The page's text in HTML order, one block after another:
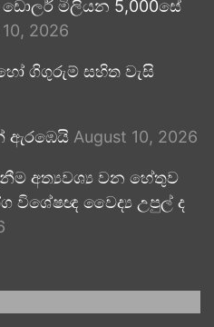
ඩොලර් මිලියන 5,000සේ
2026
ගිගුරුම් සහිත වැසි
ඇරඹෙයි August 10, 2026
අත්‍යවශ්‍ය වන හේතුව
විශේෂඥ වෛද්‍ය උපුල් ද